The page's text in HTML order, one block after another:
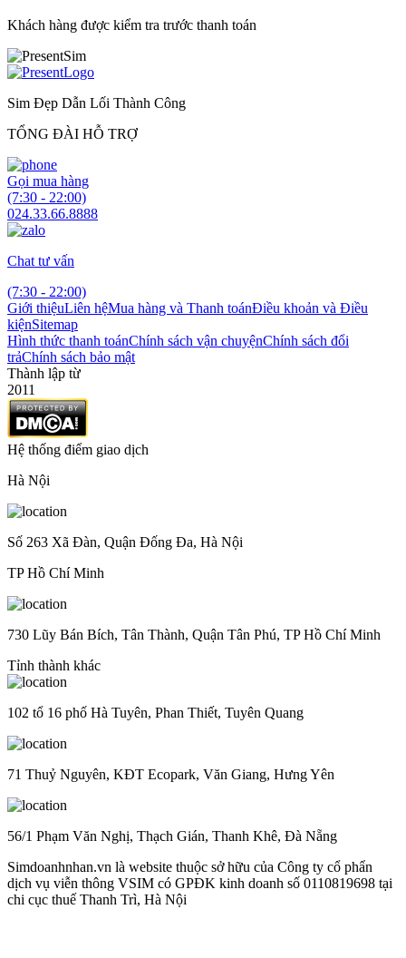
Khách hàng được kiểm tra trước thanh toán
Sim Đẹp Dẫn Lối Thành Công
TỔNG ĐÀI HỖ TRỢ
Gọi mua hàng
(7:30 - 22:00)
024.33.66.8888
Chat tư vấn
(7:30 - 22:00)
Giới thiệuLiên hệMua hàng và Thanh toánĐiều khoản và Điều
kiệnSitemap
Hình thức thanh toánChính sách vận chuyệnChính sách đổi
trảChính sách bảo mật
Thành lập từ
2011
Hệ thống điểm giao dịch
Hà Nội
Số 263 Xã Đàn, Quận Đống Đa, Hà Nội
TP Hồ Chí Minh
730 Lũy Bán Bích, Tân Thành, Quận Tân Phú, TP Hồ Chí Minh
Tỉnh thành khác
102 tổ 16 phố Hà Tuyên, Phan Thiết, Tuyên Quang
71 Thuỷ Nguyên, KĐT Ecopark, Văn Giang, Hưng Yên
56/1 Phạm Văn Nghị, Thạch Gián, Thanh Khê, Đà Nẵng
Simdoanhnhan.vn là website thuộc sở hữu của Công ty cổ phẩn
dịch vụ viễn thông VSIM có GPĐK kinh doanh số 0110819698 tại
chi cục thuế Thanh Trì, Hà Nội